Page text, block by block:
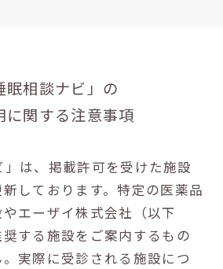
眠相談ナビ」の
に関する注意事項
」は、掲載許可を受けた施設
しております。特定の医薬品
エーザイ株式会社（以下
奨する施設をご案内するもの
実際に受診される施設につ